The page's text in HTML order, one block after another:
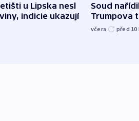
u Lipska nesl
indicie ukazují
Soud
Trumpova
včera před 10